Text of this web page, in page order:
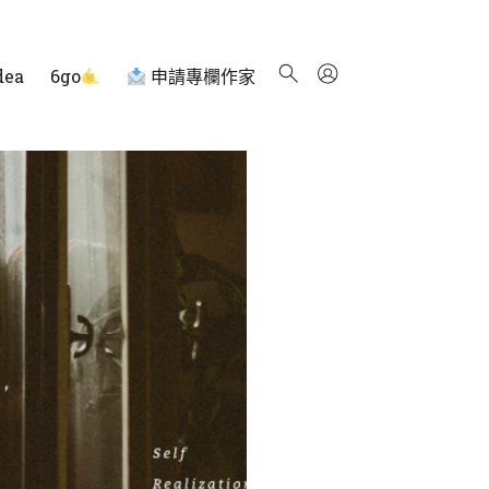
6go 申請專欄作家